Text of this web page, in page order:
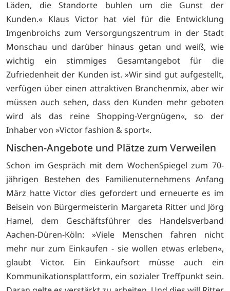
Läden, die Standorte buhlen um die Gunst der
Kunden.« Klaus Victor hat viel für die Entwicklung
Imgenbroichs zum Versorgungszentrum in der Stadt
Monschau und darüber hinaus getan und weiß, wie
wichtig ein stimmiges Gesamtangebot für die
Zufriedenheit der Kunden ist. »Wir sind gut aufgestellt,
verfügen über einen attraktiven Branchenmix, aber wir
müssen auch sehen, dass den Kunden mehr geboten
wird als das reine Shopping-Vergnügen«, so der
Inhaber von »Victor fashion & sport«.
Nischen-Angebote und Plätze zum Verweilen
Schon im Gespräch mit dem WochenSpiegel zum 70-
jährigen Bestehen des Familienuternehmens Anfang
März hatte Victor dies gefordert und erneuerte es im
Beisein von Bürgermeisterin Margareta Ritter und Jörg
Hamel, dem Geschäftsführer des Handelsverband
Aachen-Düren-Köln: »Viele Menschen fahren nicht
mehr nur zum Einkaufen - sie wollen etwas erleben«,
glaubt Victor. Ein Einkaufsort müsse auch ein
Kommunikationsplattform, ein sozialer Treffpunkt sein.